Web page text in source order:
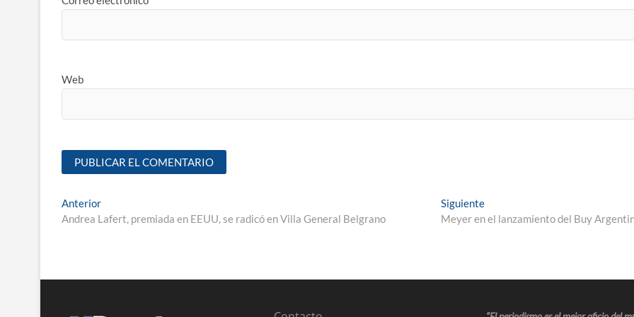
Web
Anterior
Andrea Lafert, premiada en EEUU, se radicó en Villa General Belgrano
Siguiente
Meyer en el lanzamiento del Buy